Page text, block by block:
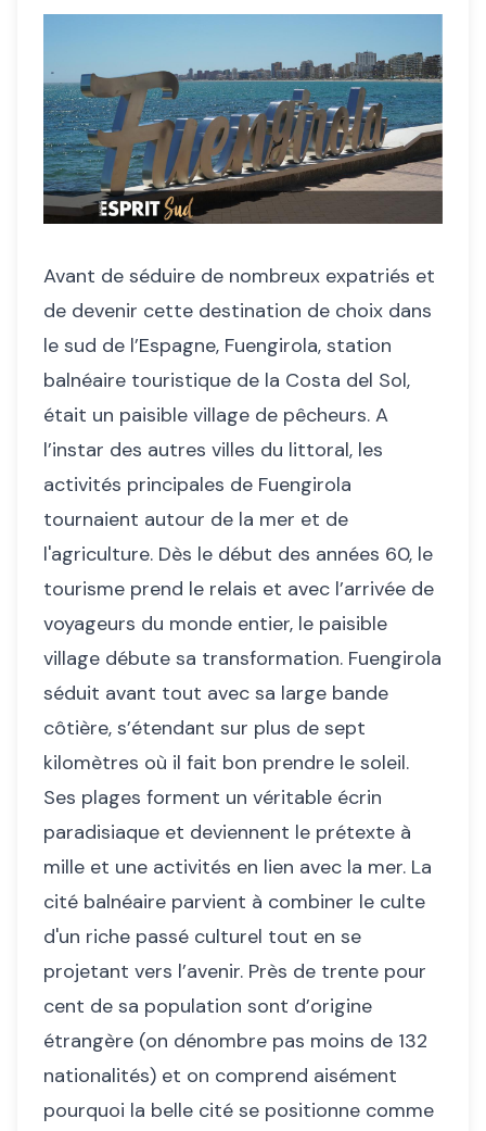
Avant de séduire de nombreux expatriés et
de devenir cette destination de choix dans
le sud de l’Espagne, Fuengirola, station
balnéaire touristique de la Costa del Sol,
était un paisible village de pêcheurs. A
l’instar des autres villes du littoral, les
activités principales de Fuengirola
tournaient autour de la mer et de
l'agriculture. Dès le début des années 60, le
tourisme prend le relais et avec l’arrivée de
voyageurs du monde entier, le paisible
village débute sa transformation. Fuengirola
séduit avant tout avec sa large bande
côtière, s’étendant sur plus de sept
kilomètres où il fait bon prendre le soleil.
Ses plages forment un véritable écrin
paradisiaque et deviennent le prétexte à
mille et une activités en lien avec la mer. La
cité balnéaire parvient à combiner le culte
d'un riche passé culturel tout en se
projetant vers l’avenir. Près de trente pour
cent de sa population sont d’origine
étrangère (on dénombre pas moins de 132
nationalités) et on comprend aisément
pourquoi la belle cité se positionne comme